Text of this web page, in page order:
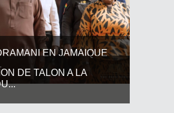
EN JAMAIQUE
DE TALON A LA